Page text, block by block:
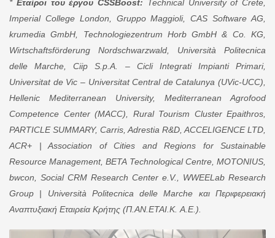
* Εταίροι του έργου CSSBoost: Technical University of Crete,
Imperial College London, Gruppo Maggioli, CAS Software AG,
krumedia GmbH, Technologiezentrum Horb GmbH & Co. KG,
Wirtschaftsförderung Nordschwarzwald, Università Politecnica
delle Marche, Ciip S.p.A. – Cicli Integrati Impianti Primari,
Universitat de Vic – Universitat Central de Catalunya (UVic-UCC),
Hellenic Mediterranean University, Mediterranean Agrofood
Competence Center (MACC), Rural Tourism Cluster Epaithros,
PARTICLE SUMMARY, Carris, Adrestia R&D, ACCELIGENCE LTD,
ACR+ | Association of Cities and Regions for Sustainable
Resource Management, BETA Technological Centre, MOTONIUS,
bwcon, Social CRM Research Center e.V., WWEELab Research
Group | Università Politecnica delle Marche και Περιφερειακή
Αναπτυξιακή Εταιρεία Κρήτης (Π ΑΝ ΕΤΑΙ Κ. Α Ε.).